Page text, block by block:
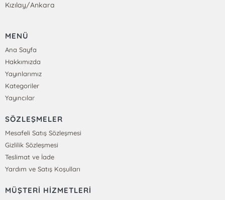
Kızılay/Ankara
MENÜ
Ana Sayfa
Hakkımızda
Yayınlarımız
Kategoriler
Yayıncılar
SÖZLEŞMELER
Mesafeli Satış Sözleşmesi
Gizlilik Sözleşmesi
Teslimat ve İade
Yardım ve Satış Koşulları
MÜŞTERİ HİZMETLERİ